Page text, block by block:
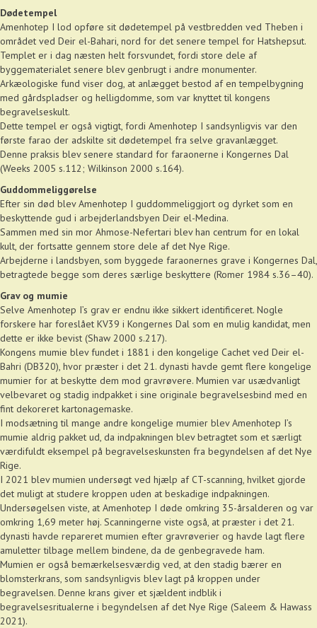
Dødetempel
Amenhotep I lod opføre sit dødetempel på vestbredden ved Theben i
området ved Deir el-Bahari, nord for det senere tempel for Hatshepsut.
Templet er i dag næsten helt forsvundet, fordi store dele af
byggematerialet senere blev genbrugt i andre monumenter.
Arkæologiske fund viser dog, at anlægget bestod af en tempelbygning
med gårdspladser og helligdomme, som var knyttet til kongens
begravelseskult.
Dette tempel er også vigtigt, fordi Amenhotep I sandsynligvis var den
første farao der adskilte sit dødetempel fra selve gravanlægget.
Denne praksis blev senere standard for faraonerne i Kongernes Dal
(Weeks 2005 s.112; Wilkinson 2000 s.164).
Guddommeliggørelse
Efter sin død blev Amenhotep I guddommeliggjort og dyrket som en
beskyttende gud i arbejderlandsbyen Deir el-Medina.
Sammen med sin mor Ahmose-Nefertari blev han centrum for en lokal
kult, der fortsatte gennem store dele af det Nye Rige.
Arbejderne i landsbyen, som byggede faraonernes grave i Kongernes Dal,
betragtede begge som deres særlige beskyttere (Romer 1984 s.36–40).
Grav og mumie
Selve Amenhotep I’s grav er endnu ikke sikkert identificeret. Nogle
forskere har foreslået KV39 i Kongernes Dal som en mulig kandidat, men
dette er ikke bevist (Shaw 2000 s.217).
Kongens mumie blev fundet i 1881 i den kongelige Cachet ved Deir el-
Bahri (DB320), hvor præster i det 21. dynasti havde gemt flere kongelige
mumier for at beskytte dem mod gravrøvere. Mumien var usædvanligt
velbevaret og stadig indpakket i sine originale begravelsesbind med en
fint dekoreret kartonagemaske.
I modsætning til mange andre kongelige mumier blev Amenhotep I’s
mumie aldrig pakket ud, da indpakningen blev betragtet som et særligt
værdifuldt eksempel på begravelseskunsten fra begyndelsen af det Nye
Rige.
I 2021 blev mumien undersøgt ved hjælp af CT-scanning, hvilket gjorde
det muligt at studere kroppen uden at beskadige indpakningen.
Undersøgelsen viste, at Amenhotep I døde omkring 35-årsalderen og var
omkring 1,69 meter høj. Scanningerne viste også, at præster i det 21.
dynasti havde repareret mumien efter gravrøverier og havde lagt flere
amuletter tilbage mellem bindene, da de genbegravede ham.
Mumien er også bemærkelsesværdig ved, at den stadig bærer en
blomsterkrans, som sandsynligvis blev lagt på kroppen under
begravelsen. Denne krans giver et sjældent indblik i
begravelsesritualerne i begyndelsen af det Nye Rige (Saleem & Hawass
2021).